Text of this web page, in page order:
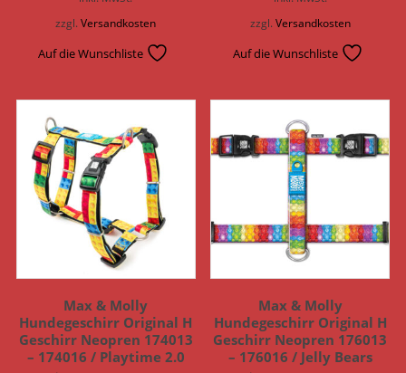
zzgl.Versandkosten
Auf die Wunschliste
zzgl. Versandkosten
Auf die Wunschliste
Max & Molly
Hundegeschirr Original H
Geschirr Neopren 174013
– 174016 / Playtime 2.0
Max & Molly
Hundegeschirr Original H
Geschirr Neopren 176013
– 176016 / Jelly Bears